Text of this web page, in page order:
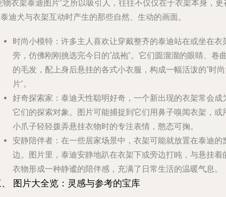
物衣架泰迪图片”之所以吸引人，往往不仅仅在于衣架本身，更
迪犬与衣架互动时产生的那些自然、生动的画面。
时尚小模特 ：许多主人喜欢让穿戴整齐的泰迪站在或坐在衣
旁，仿佛刚刚挑选完今日的“战袍”。它们圆溜溜的眼睛、卷
的毛发，配上身后悬挂的各式小衣服，构成一幅活泼的“时
片”。
好奇探索家 ：泰迪天性聪明好奇，一个新出现的衣架常会成
它们的探索对象。图片可能捕捉到它们用鼻子嗅闻衣架，或
小爪子轻轻拨弄悬挂衣物时的专注表情，憨态可掬。
安静陪伴者 ：在一些居家场景中，衣架可能就放置在泰迪的
边。图片里，泰迪安静地趴在衣架下或旁边打盹，与悬挂着
衣物形成一种静谧的陪伴感，充满了日常生活的温暖气息。
图片大全览：灵感与参考的宝库